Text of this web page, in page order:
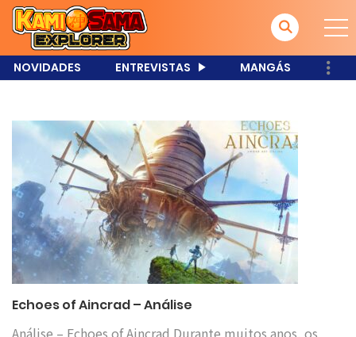
NOVIDADES ENTREVISTAS MANGÁS
Echoes of Aincrad – Análise
Análise – Echoes of Aincrad Durante muitos anos, os